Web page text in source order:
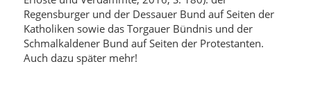
Regensburger und der Dessauer Bund auf Seiten der
Katholiken sowie das Torgauer Bündnis und der
Schmalkaldener Bund auf Seiten der Protestanten.
Auch dazu später mehr!